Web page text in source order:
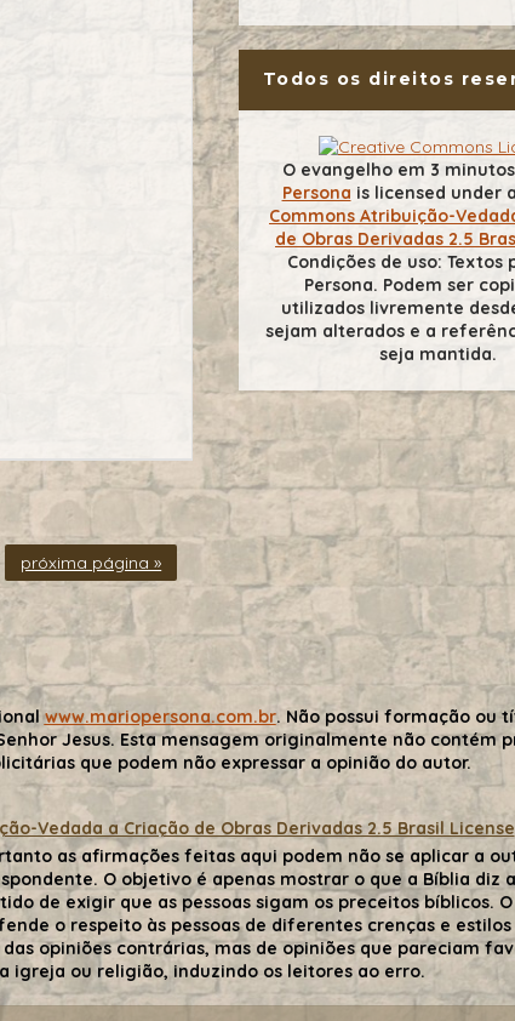
próxima página »
Todos os direitos
O evangelho em 3 minutos
Persona is licensed under a
Commons Atribuição-
de Obras Derivadas 2.5
Condições de uso: Textos
Persona. Podem ser
utilizados livremente
sejam alterados e a
seja mantida.
www.mariopersona.com.br. Não possui formação ou
Jesus. Esta mensagem originalmente não contém
que podem não expressar a opinião do autor.
Vedada a Criação de Obras Derivadas 2.5 Brasil License
as afirmações feitas aqui podem não se aplicar a
O objetivo é apenas mostrar o que a Bíblia diz
de exigir que as pessoas sigam os preceitos bíblicos.
o respeito às pessoas de diferentes crenças e
opiniões contrárias, mas de opiniões que pareciam
igreja ou religião, induzindo os leitores ao erro.